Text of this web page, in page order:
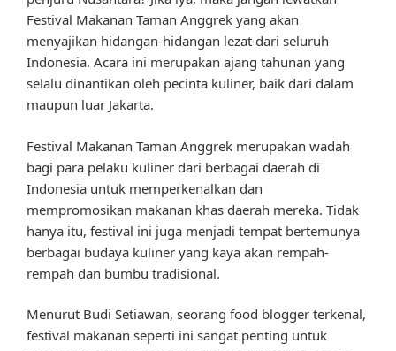
Festival Makanan Taman Anggrek yang akan
menyajikan hidangan-hidangan lezat dari seluruh
Indonesia. Acara ini merupakan ajang tahunan yang
selalu dinantikan oleh pecinta kuliner, baik dari dalam
maupun luar Jakarta.
Festival Makanan Taman Anggrek merupakan wadah
bagi para pelaku kuliner dari berbagai daerah di
Indonesia untuk memperkenalkan dan
mempromosikan makanan khas daerah mereka. Tidak
hanya itu, festival ini juga menjadi tempat bertemunya
berbagai budaya kuliner yang kaya akan rempah-
rempah dan bumbu tradisional.
Menurut Budi Setiawan, seorang food blogger terkenal,
festival makanan seperti ini sangat penting untuk